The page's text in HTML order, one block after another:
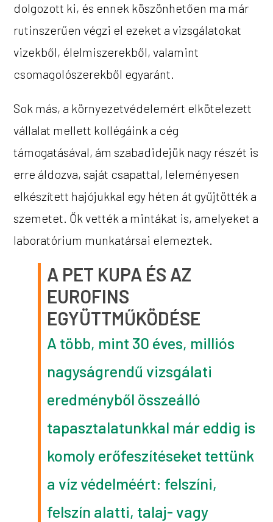
dolgozott ki, és ennek köszönhetően ma már
rutinszerűen végzi el ezeket a vizsgálatokat
vizekből, élelmiszerekből, valamint
csomagolószerekből egyaránt.
Sok más, a környezetvédelemért elkötelezett
vállalat mellett kollégáink a cég
támogatásával, ám szabadidejük nagy részét is
erre áldozva, saját csapattal, leleményesen
elkészített hajójukkal egy héten át gyűjtötték a
szemetet. Ők vették a mintákat is, amelyeket a
laboratórium munkatársai elemeztek.
A PET KUPA ÉS AZ
EUROFINS
EGYÜTTMŰKÖDÉSE
A több, mint 30 éves, milliós
nagyságrendű vizsgálati
eredményből összeálló
tapasztalatunkkal már eddig is
komoly erőfeszítéseket tettünk
a víz védelméért: felszíni,
felszín alatti, talaj- vagy